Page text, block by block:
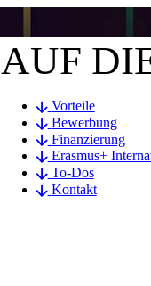
AUF
Vorteile
Bewerbung
Finanzierung
Erasmus+
To-Dos
Kontakt